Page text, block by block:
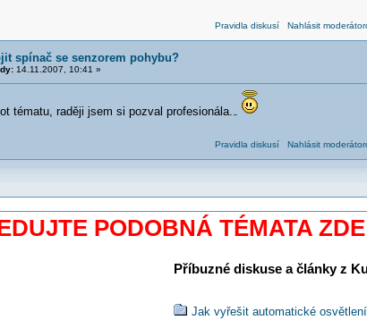
Pravidla diskusí Nahlásit
spínač se senzorem pohybu?
14.11.2007, 10:41 »
tématu, raději jsem si pozval profesionála...
Pravidla diskusí Nahlásit
PODOBNÁ TÉMATA
Příbuzné diskuse a články z
Jak vyřešit automatické